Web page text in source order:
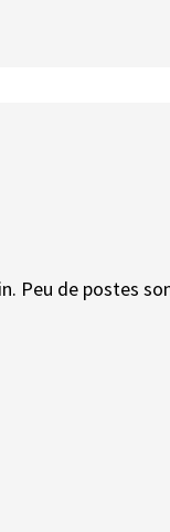
Peu de postes